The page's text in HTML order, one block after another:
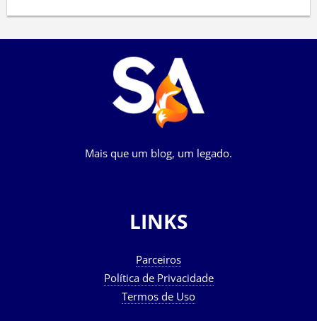
Mais que um blog, um legado.
LINKS
Parceiros
Política de Privacidade
Termos de Uso